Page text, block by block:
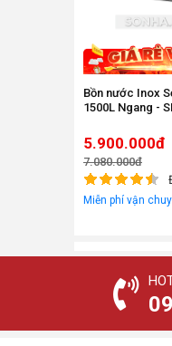
Bồn nước Inox
1500L Ngang -
5.900.000đ
7.080.000đ
Miễn phí vận